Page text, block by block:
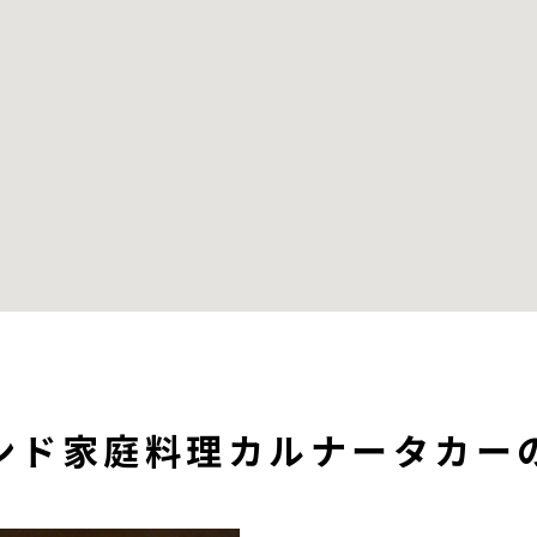
ド家庭料理カルナータカー